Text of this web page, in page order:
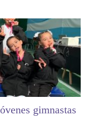
gimnastas